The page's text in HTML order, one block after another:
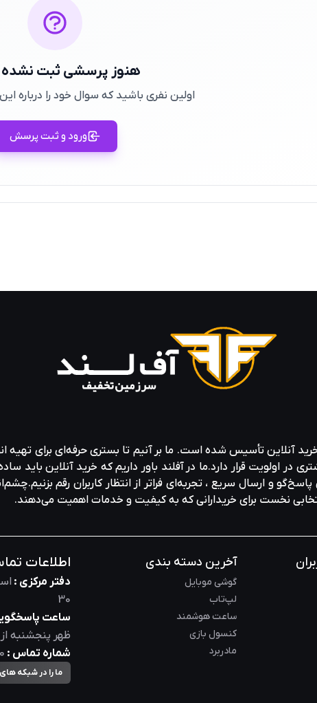
هنوز پرسشی ثبت
اولین نفری باشید که سوال خود را درباره
ورود و ثبت پرسش
آنلاین تأسیس شده است. ما بر آنیم تا بستری حرفه‌ای برای تهیه‌
قرار دارد.ما در آفلند باور داریم که خرید آنلاین باید
و ارسال سریع ، تجربه‌ای فراتر از انتظار کاربران رقم
نخست برای خریدارانی که به کیفیت و خدمات اهمیت می‌دهند.
آخرین دسته بندی
گوشی موبایل
لپ‌تاب
ساعت هوشمند
کنسول بازی
مادربرد
اطلاعات
دفتر مرکزی :
30
ساعت
ظهر پنجشنبه
شماره تماس :
ما را در شبکه